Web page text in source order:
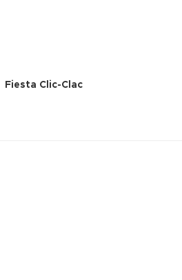
Fiesta Clic-Clac